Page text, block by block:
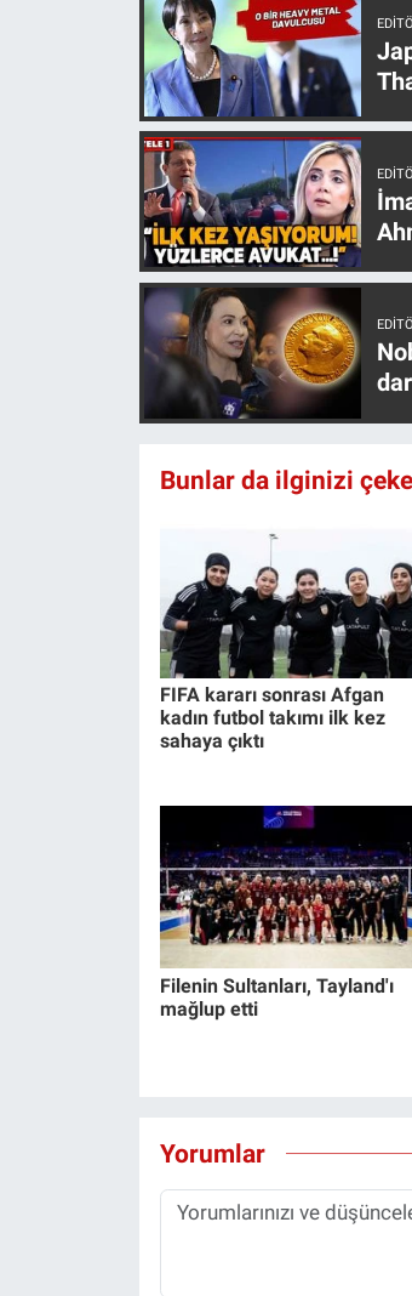
Bunlar da ilginizi
FIFA kararı sonrası Afgan
kadın futbol takımı ilk kez
sahaya çıktı
Filenin Sultanları, Tayland'ı
mağlup etti
Yorumlar